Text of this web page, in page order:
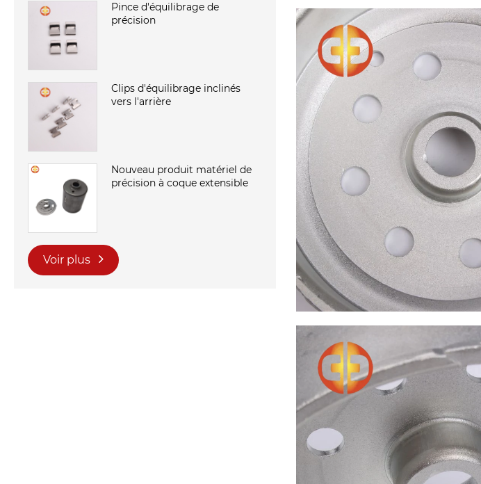
Pince d'équilibrage de
précision
Clips d'équilibrage inclinés
vers l'arrière
Nouveau produit matériel de
précision à coque extensible
Voir plus